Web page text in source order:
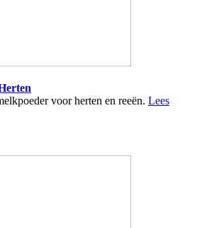
voor herten en reeën. Lees